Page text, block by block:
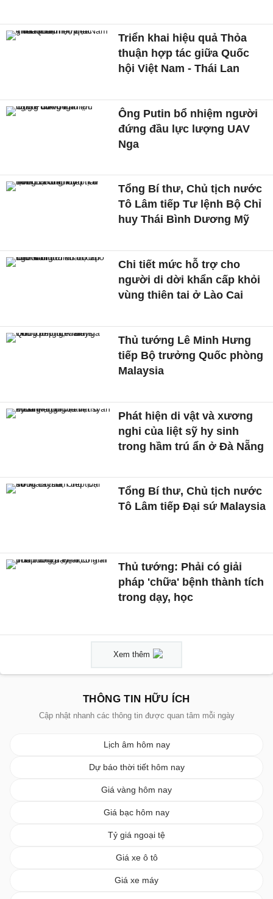
Triển khai hiệu quả Thỏa
thuận hợp tác giữa Quốc
hội Việt Nam - Thái Lan
Ông Putin bổ nhiệm người
đứng đầu lực lượng UAV
Nga
Tổng Bí thư, Chủ tịch nước
Tô Lâm tiếp Tư lệnh Bộ Chỉ
huy Thái Bình Dương Mỹ
Chi tiết mức hỗ trợ cho
người di dời khẩn cấp khỏi
vùng thiên tai ở Lào Cai
Thủ tướng Lê Minh Hưng
tiếp Bộ trưởng Quốc phòng
Malaysia
Phát hiện di vật và xương
nghi của liệt sỹ hy sinh
trong hầm trú ẩn ở Đà Nẵng
Tổng Bí thư, Chủ tịch nước
Tô Lâm tiếp Đại sứ Malaysia
Thủ tướng: Phải có giải
pháp 'chữa' bệnh thành tích
trong dạy, học
Xem thêm
THÔNG TIN HỮU ÍCH
Cập nhật nhanh các thông tin được quan tâm mỗi ngày
Lịch âm hôm nay
Dự báo thời tiết hôm nay
Giá vàng hôm nay
Giá bạc hôm nay
Tỷ giá ngoại tệ
Giá xe ô tô
Giá xe máy